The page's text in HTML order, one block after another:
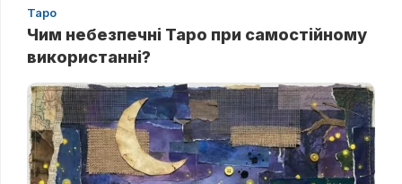
Таро
Чим небезпечні Таро при самостійному
використанні?